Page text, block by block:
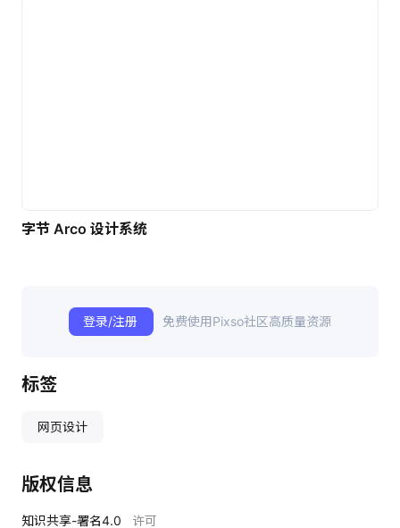
字节 Arco 设计系统
登录/注册 免费使用Pixso社区高质量资源
标签
网页设计
版权信息
知识共享-署名4.0 许可